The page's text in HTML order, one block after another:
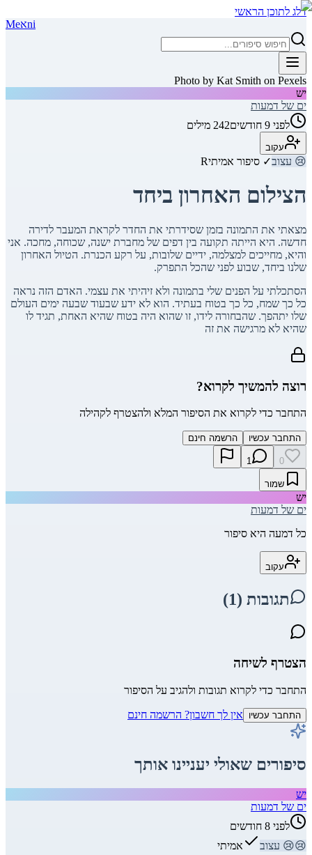
דלג לתוכן הראשי
Meאni
Photo by Kat Smith on Pexels
יש
ים של דמעות
לפני 9 חודשים
242 מילים
עקוב
😢 עצוב✓ סיפור אמיתיR
הצילום האחרון ביחד
מצאתי את התמונה בזמן שסידרתי את החדר לקראת המעבר לדירה
חדשה. היא הייתה תקועה בין דפים של מחברת ישנה, שכוחה, מחכה. אני
והיא, מחייכים למצלמה, ידיים שלובות, על רקע הכנרת. הטיול האחרון
שלנו ביחד, שבוע לפני שהכל התפרק.
הסתכלתי על הפנים שלי בתמונה ולא זיהיתי את עצמי. האדם הזה נראה
כל כך שמח, כל כך בטוח בעתיד. הוא לא ידע שבעוד שבעה ימים העולם
שלו יתהפך. שהבחורה לידו, זו שהוא היה בטוח שהיא האחת, תגיד לו
שהיא לא מרגישה את זה
רוצה להמשיך לקרוא?
התחבר כדי לקרוא את הסיפור המלא ולהצטרף לקהילה
התחבר עכשיו הרשמה חינם
0
1
שמור
יש
ים של דמעות
כל דמעה היא סיפור
עקוב
תגובות (1
)
הצטרף לשיחה
התחבר כדי לקרוא תגובות ולהגיב על הסיפור
התחבר עכשיו אין לך חשבון? הרשמה חינם
סיפורים שאולי יעניינו אותך
יש
ים של דמעות
לפני 8 חודשים
😢
😢 עצוב אמיתי